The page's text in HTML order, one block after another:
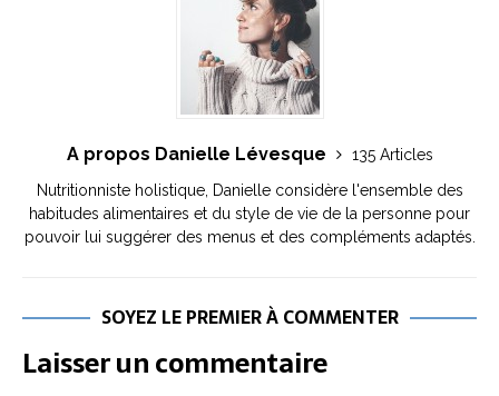
A propos Danielle Lévesque
135 Articles
Nutritionniste holistique, Danielle considère l'ensemble des
habitudes alimentaires et du style de vie de la personne pour
pouvoir lui suggérer des menus et des compléments adaptés.
SOYEZ LE PREMIER À COMMENTER
Laisser un commentaire